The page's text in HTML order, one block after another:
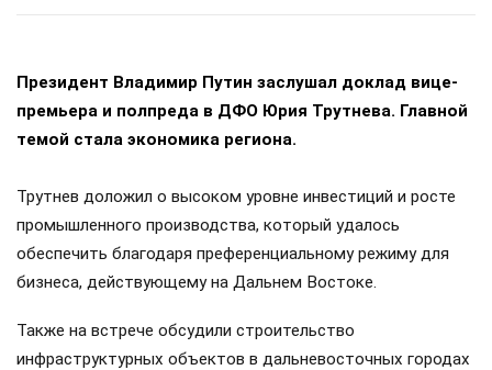
Президент Владимир Путин заслушал доклад вице-
премьера и полпреда в ДФО Юрия Трутнева. Главной
темой стала экономика региона.
Трутнев доложил о высоком уровне инвестиций и росте
промышленного производства, который удалось
обеспечить благодаря преференциальному режиму для
бизнеса, действующему на Дальнем Востоке.
Также на встрече обсудили строительство
инфраструктурных объектов в дальневосточных городах